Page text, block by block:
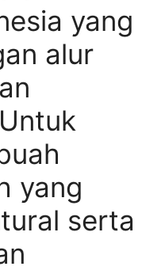
yang
alur
yang
serta